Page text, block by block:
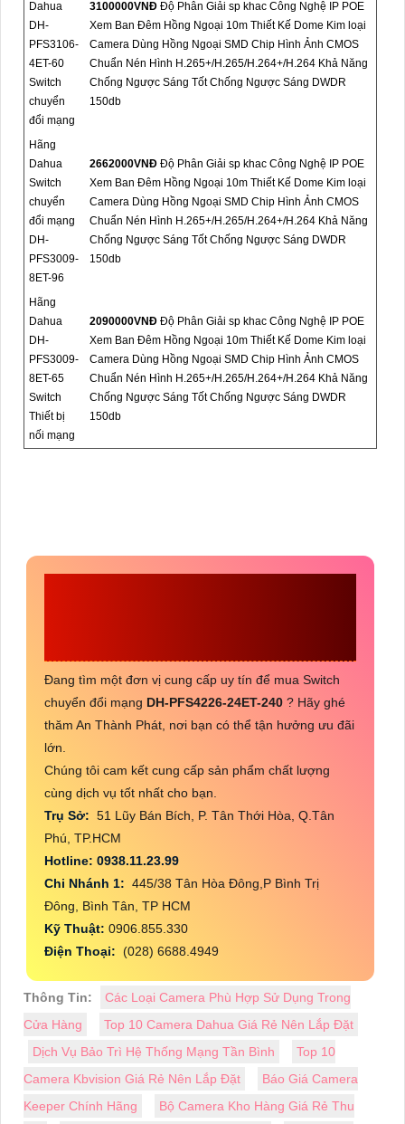
Dahua
DH-
PFS3106-
4ET-60
Switch
chuyển
đổi mạng
3100000VNÐ Độ Phân Giải sp khac Công Nghệ IP POE
Xem Ban Đêm Hồng Ngoại 10m Thiết Kế Dome Kim loại
Camera Dùng Hồng Ngoại SMD Chip Hình Ảnh CMOS
Chuẩn Nén Hình H.265+/H.265/H.264+/H.264 Khả Năng
Chống Ngược Sáng Tốt Chống Ngược Sáng DWDR
150db
Hãng
Dahua
Switch
chuyển
đổi mạng
DH-
PFS3009-
8ET-96
2662000VNÐ Độ Phân Giải sp khac Công Nghệ IP POE
Xem Ban Đêm Hồng Ngoại 10m Thiết Kế Dome Kim loại
Camera Dùng Hồng Ngoại SMD Chip Hình Ảnh CMOS
Chuẩn Nén Hình H.265+/H.265/H.264+/H.264 Khả Năng
Chống Ngược Sáng Tốt Chống Ngược Sáng DWDR
150db
Hãng
Dahua
DH-
PFS3009-
8ET-65
Switch
Thiết bị
nối mạng
2090000VNÐ Độ Phân Giải sp khac Công Nghệ IP POE
Xem Ban Đêm Hồng Ngoại 10m Thiết Kế Dome Kim loại
Camera Dùng Hồng Ngoại SMD Chip Hình Ảnh CMOS
Chuẩn Nén Hình H.265+/H.265/H.264+/H.264 Khả Năng
Chống Ngược Sáng Tốt Chống Ngược Sáng DWDR
150db
Đang tìm một đơn vị cung cấp uy tín để mua Switch
chuyển đổi mạng DH-PFS4226-24ET-240 ? Hãy ghé
thăm An Thành Phát, nơi bạn có thể tận hưởng ưu đãi
lớn.
Chúng tôi cam kết cung cấp sản phẩm chất lượng
cùng dịch vụ tốt nhất cho bạn.
Trụ Sở: 51 Lũy Bán Bích, P. Tân Thới Hòa, Q.Tân
Phú, TP.HCM
Hotline: 0938.11.23.99
Chi Nhánh 1: 445/38 Tân Hòa Đông,P Bình Trị
Đông, Bình Tân, TP HCM
Kỹ Thuật: 0906.855.330
Điện Thoại: (028) 6688.4949
Thông Tin:
Các Loại Camera Phù Hợp Sử Dụng Trong
Cửa Hàng
Top 10 Camera Dahua Giá Rẻ Nên Lắp Đặt
Dịch Vụ Bảo Trì Hệ Thống Mạng Tần Bình
Top 10
Camera Kbvision Giá Rẻ Nên Lắp Đặt
Báo Giá Camera
Keeper Chính Hãng
Bộ Camera Kho Hàng Giá Rẻ Thu